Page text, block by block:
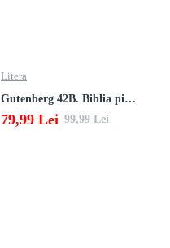
Litera
Gutenberg 42B. Biblia pierduta
79,99 Lei 99,99 Lei